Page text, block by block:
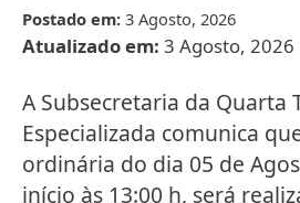
Postado em: 3 Agosto, 2026
Atualizado em: 3 Agosto, 2026
A Subsecretaria da Quarta
Especializada comunica
ordinária do dia 05 de
início às 13:00 h, será